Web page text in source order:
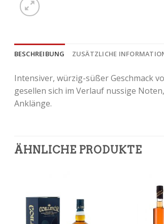
BESCHREIBUNG ZUSÄTZLICHE
Intensiver, würzig-süßer Geschmack
gesellen sich im Verlauf nussige
Anklänge.
ÄHNLICHE PRODUKTE